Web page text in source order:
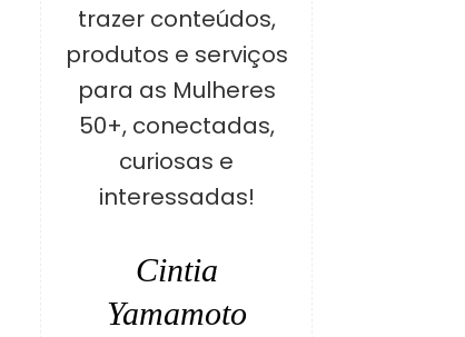
trazer conteúdos,
produtos e serviços
para as Mulheres
50+, conectadas,
curiosas e
interessadas!
Cintia
Yamamoto